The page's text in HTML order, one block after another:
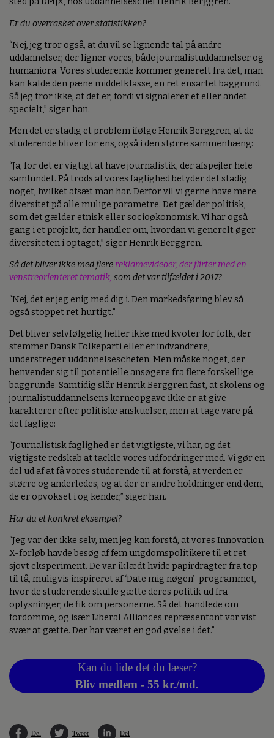
Er du overrasket over statistikken?
“Nej, jeg tror også, at du vil se lignende tal på andre
uddannelser, der ligner vores, både journalistuddannelser og
humaniora. Vores studerende kommer generelt fra det, man
kan kalde den pæne middelklasse, en ret ensartet baggrund.
Så jeg tror ikke, at det er, fordi vi signalerer et eller andet
specielt,” siger han.
Men det er stadig et problem ifølge Henrik Berggren, at de
studerende bliver for ens, også i den større sammenhæng:
“Ja, for det er vigtigt at have journalistik, der afspejler hele
samfundet. På trods af vores faglighed betyder det stadig
noget, hvilket afsæt man har. Derfor vil vi gerne have mere
diversitet på alle mulige parametre. Det gælder politisk,
som det gælder etnisk eller socioøkonomisk. Vi har også
gang i et projekt, der handler om, hvordan vi generelt øger
diversiteten i optaget,” siger Henrik Berggren.
Så det bliver ikke med flere reklamevideoer, der flirter med en
venstreorienteret tematik, som det var tilfældet i 2017?
“Nej, det er jeg enig med dig i. Den markedsføring blev så
også stoppet ret hurtigt.”
Det bliver selvfølgelig heller ikke med kvoter for folk, der
stemmer Dansk Folkeparti eller er indvandrere,
understreger uddannelseschefen. Men måske noget, der
henvender sig til potentielle ansøgere fra flere forskellige
baggrunde. Samtidig slår Henrik Berggren fast, at skolens og
journalistuddannelsens kerneopgave ikke er at give
karakterer efter politiske anskuelser, men at tage vare på
det faglige:
“Journalistisk faglighed er det vigtigste, vi har, og det
vigtigste redskab at tackle vores udfordringer med. Vi gør en
del ud af at få vores studerende til at forstå, at verden er
større og anderledes, og at der er andre holdninger end dem,
de er opvokset i og kender,” siger han.
Har du et konkret eksempel?
“Jeg var der ikke selv, men jeg kan forstå, at vores Innovation
X-forløb havde besøg af fem ungdomspolitikere til et ret
sjovt eksperiment. De var iklædt hvide papirdragter fra top
til tå, muligvis inspireret af ‘Date mig nøgen’-programmet,
hvor de studerende skulle gætte deres politik ud fra
oplysninger, de fik om personerne. Så det handlede om
fordomme, og især Liberal Alliances repræsentant var vist
svær at gætte. Der har været en god øvelse i det.”
Kan du lide det du læser?
Bliv medlem - 55 kr./md.
Del Tweet Del